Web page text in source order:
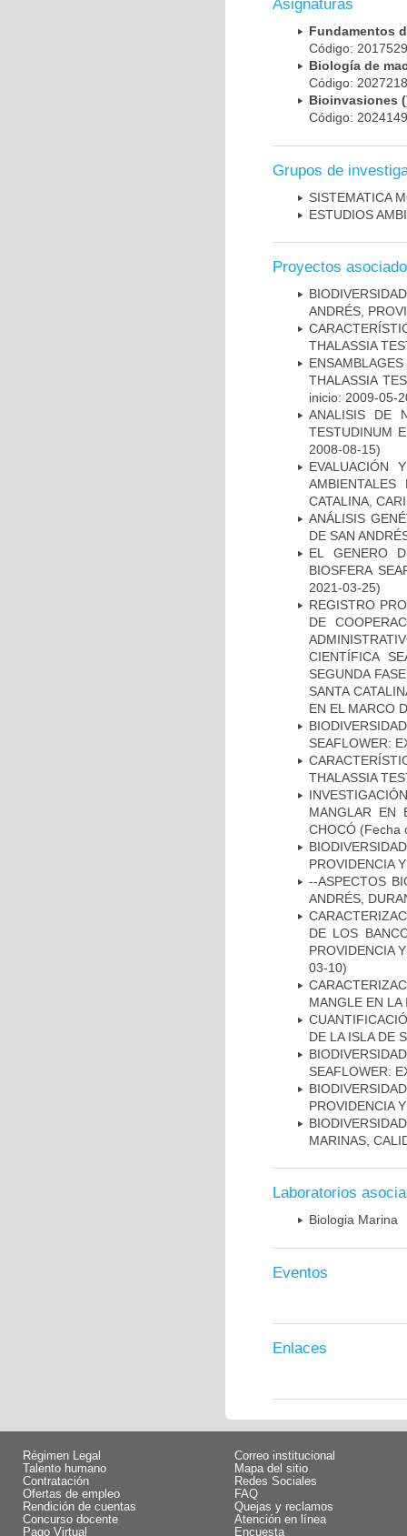
Asignaturas
Fundamentos
Código:
Biología de
Código:
Bioinvasiones
Código:
Grupos de
SISTEMATICA
ESTUDIOS
Proyectos
ANDRÉS,
THALASSIA
THALASSIA
inicio: 2009-05-
ANALISIS DE
TESTUDINUM
2008-08-15)
EVALUACIÓN
CATALINA,
ANÁLISIS
DE SAN
EL GENERO
BIOSFERA
2021-03-25)
REGISTRO
DE
CIENTÍFICA
SEGUNDA
SANTA
EN EL MARCO
SEAFLOWER:
THALASSIA
MANGLAR EN
CHOCÓ (Fecha
PROVIDENCIA
--ASPECTOS
ANDRÉS,
DE LOS
PROVIDENCIA
03-10)
MANGLE EN LA
DE LA ISLA DE
SEAFLOWER:
PROVIDENCIA
MARINAS,
Laboratorios
Biologia Marina
Eventos
Enlaces
Régimen Legal
Talento humano
Contratación
Ofertas de empleo
Rendición de cuentas
Concurso docente
Pago Virtual
Correo institucional
Mapa del sitio
Redes Sociales
FAQ
Quejas y reclamos
Atención en línea
Encuesta